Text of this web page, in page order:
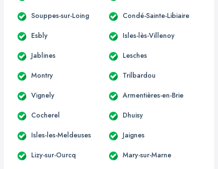
Souppes-sur-Loing Condé-Sainte-Libiaire
Esbly Isles-lès-Villenoy
Jablines Lesches
Montry Trilbardou
Vignely Armentières-en-Brie
Cocherel Dhuisy
Isles-les-Meldeuses Jaignes
Lizy-sur-Ourcq Mary-sur-Marne